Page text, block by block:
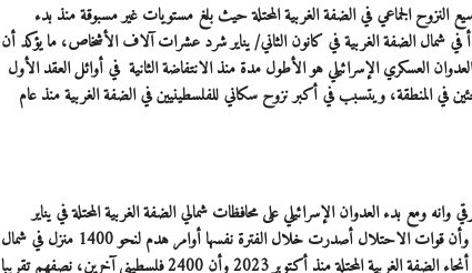
الجماعي في الضفة الغربية المحتلة حيث بلغ مستويات غير مسبوقة منذ بدء
الإسرائيلي الذي بدأ في شمال الضفة الغربية في كانون الثاني/ يناير شرد عشرات آلاف الأشخاص، ما يؤكد أن
العسكري الإسرائيلي هو الأطول مدة منذ الانتفاضة الثانية في أوائل العقد الأول
في المنطقة، ويتسبب في أكبر نزوح سكاني للفلسطينيين في الضفة الغربية منذ عام
ومع بدء العدوان الإسرائيلي على محافظات شمالي الضفة الغربية المحتلة في يناير
وخصوصا جنين وطولكرم لا يزال حوالي 30 ألف فلسطيني مهجرين قسرا، وأن قوات الاحتلال أصدرت خلال الفترة نفسها أوامر هدم لنحو 1400 منزل في شمال
الضفة الغربية، بينما شردت عمليات الهدم الإسرائيلية 2907 فلسطيني في أنحاء الضفة الغربية المحتلة منذ أكتوبر 2023 وأن 2400 فلسطيني آخرين، نصفهم تقريبا